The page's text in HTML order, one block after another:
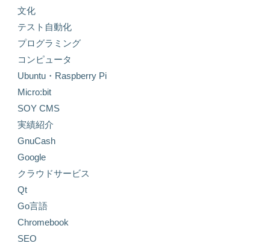
文化
テスト自動化
プログラミング
コンピュータ
Ubuntu・Raspberry Pi
Micro:bit
SOY CMS
実績紹介
GnuCash
Google
クラウドサービス
Qt
Go言語
Chromebook
SEO